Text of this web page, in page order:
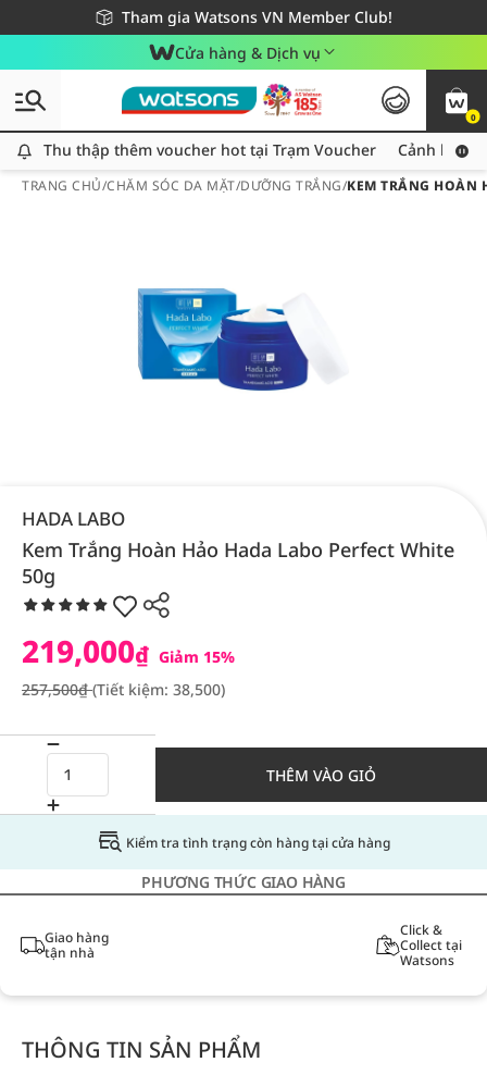
Tham gia Watsons VN Member Club!
Miễn phí giao hàng cho đơn hàng từ 249,000Đ
Giao hàng nhanh 24h - Áp dụng khu vực TP. Hồ Chí Minh
Cửa hàng & Dịch vụ
0
Thu thập thêm voucher hot tại Trạm Voucher
Thu thập thêm voucher hot tại Trạm Voucher Cảnh báo
TRANG CHỦ/CHĂM SÓC DA MẶT/DƯỠNG TRẮNG/KEM TRẮNG HOÀN
HADA LABO
Kem Trắng Hoàn Hảo Hada Labo Perfect White
50g
219,000₫ Giảm 15%
257,500₫(Tiết kiệm: 38,500)
THÊM VÀO GIỎ
Kiểm tra tình trạng còn hàng tại cửa hàng
PHƯƠNG THỨC GIAO HÀNG
Giao hàng
tận nhà
Click &
Collect tại
Watsons
THÔNG TIN SẢN PHẨM